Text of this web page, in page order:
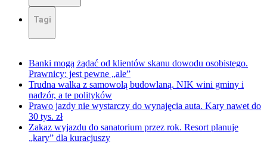
Tagi
Banki mogą żądać od klientów skanu dowodu osobistego.
Prawnicy: jest pewne „ale”
Trudna walka z samowolą budowlaną. NIK wini gminy i
nadzór, a te polityków
Prawo jazdy nie wystarczy do wynajęcia auta. Kary nawet do
30 tys. zł
Zakaz wyjazdu do sanatorium przez rok. Resort planuje
„kary” dla kuracjuszy